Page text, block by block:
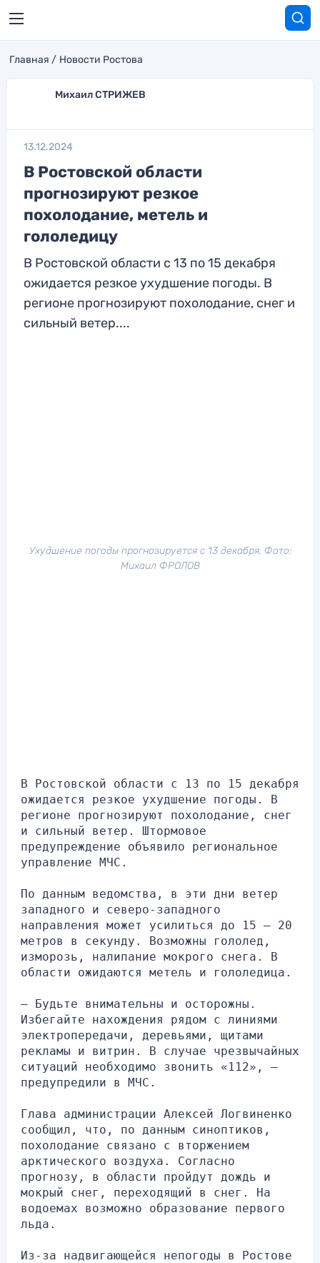
Главная Новости Ростова
Михаил СТРИЖЕВ
13.12.2024
В Ростовской области
прогнозируют резкое
похолодание, метель и
гололедицу
В Ростовской области с 13 по 15 декабря
ожидается резкое ухудшение погоды. В
регионе прогнозируют похолодание, снег и
сильный ветер....
Ухудшение погоды прогнозируется с 13 декабря. Фото:
Михаил ФРОЛОВ
В Ростовской области с 13 по 15 декабря
ожидается резкое ухудшение погоды. В
регионе прогнозируют похолодание, снег
и сильный ветер. Штормовое
предупреждение объявило региональное
управление МЧС.
По данным ведомства, в эти дни ветер
западного и северо-западного
направления может усилиться до 15 — 20
метров в секунду. Возможны гололед,
изморозь, налипание мокрого снега. В
области ожидаются метель и гололедица.
— Будьте внимательны и осторожны.
Избегайте нахождения рядом с линиями
электропередачи, деревьями, щитами
рекламы и витрин. В случае чрезвычайных
ситуаций необходимо звонить «112», —
предупредили в МЧС.
Глава администрации Алексей Логвиненко
сообщил, что, по данным синоптиков,
похолодание связано с вторжением
арктического воздуха. Согласно
прогнозу, в области пройдут дождь и
мокрый снег, переходящий в снег. На
водоемах возможно образование первого
льда.
Из-за надвигающейся непогоды в Ростове